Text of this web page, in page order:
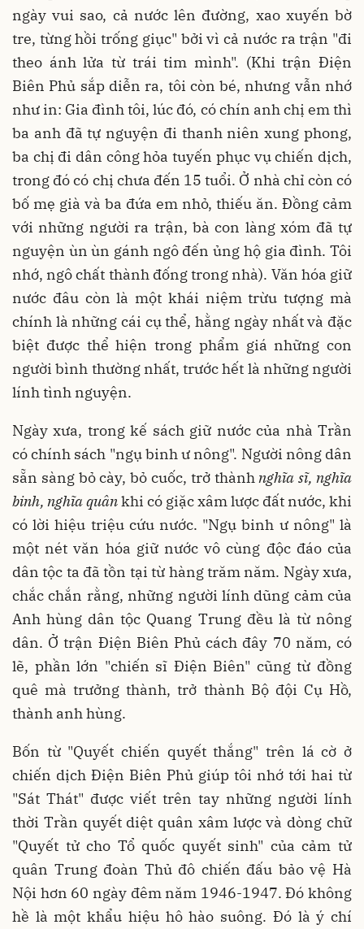
ngày vui sao, cả nước lên đường, xao xuyến bờ
tre, từng hồi trống giục" bởi vì cả nước ra trận "đi
theo ánh lửa từ trái tim mình". (Khi trận Điện
Biên Phủ sắp diễn ra, tôi còn bé, nhưng vẫn nhớ
như in: Gia đình tôi, lúc đó, có chín anh chị em thì
ba anh đã tự nguyện đi thanh niên xung phong,
ba chị đi dân công hỏa tuyến phục vụ chiến dịch,
trong đó có chị chưa đến 15 tuổi. Ở nhà chỉ còn có
bố mẹ già và ba đứa em nhỏ, thiếu ăn. Đồng cảm
với những người ra trận, bà con làng xóm đã tự
nguyện ùn ùn gánh ngô đến ủng hộ gia đình. Tôi
nhớ, ngô chất thành đống trong nhà). Văn hóa giữ
nước đâu còn là một khái niệm trừu tượng mà
chính là những cái cụ thể, hằng ngày nhất và đặc
biệt được thể hiện trong phẩm giá những con
người bình thường nhất, trước hết là những người
lính tình nguyện.
Ngày xưa, trong kế sách giữ nước của nhà Trần
có chính sách "ngụ binh ư nông". Người nông dân
sẵn sàng bỏ cày, bỏ cuốc, trở thànhnghĩa sĩ, nghĩa
binh, nghĩa quânkhi có giặc xâm lược đất nước, khi
có lời hiệu triệu cứu nước. "Ngụ binh ư nông" là
một nét văn hóa giữ nước vô cùng độc đáo của
dân tộc ta đã tồn tại từ hàng trăm năm. Ngày xưa,
chắc chắn rằng, những người lính dũng cảm của
Anh hùng dân tộc Quang Trung đều là từ nông
dân. Ở trận Điện Biên Phủ cách đây 70 năm, có
lẽ, phần lớn "chiến sĩ Điện Biên" cũng từ đồng
quê mà trưởng thành, trở thành Bộ đội Cụ Hồ,
thành anh hùng.
Bốn từ "Quyết chiến quyết thắng" trên lá cờ ở
chiến dịch Điện Biên Phủ giúp tôi nhớ tới hai từ
"Sát Thát" được viết trên tay những người lính
thời Trần quyết diệt quân xâm lược và dòng chữ
"Quyết tử cho Tổ quốc quyết sinh" của cảm tử
quân Trung đoàn Thủ đô chiến đấu bảo vệ Hà
Nội hơn 60 ngày đêm năm 1946-1947. Đó không
hề là một khẩu hiệu hô hào suông. Đó là ý chí